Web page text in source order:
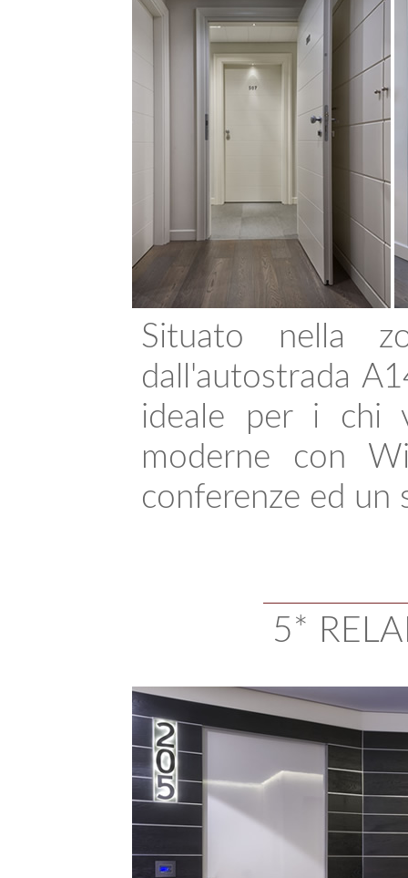
Situato nella
dall'autostrada
ideale per i chi
moderne con
conferenze ed un
5*